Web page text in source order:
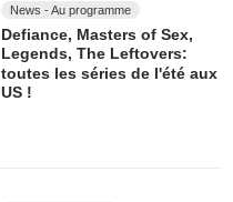
News - Au programme
Defiance, Masters of Sex,
Legends, The Leftovers:
toutes les séries de l'été aux
US !